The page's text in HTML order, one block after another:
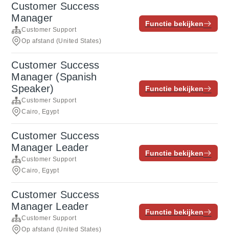
Customer Success
Manager
Customer Support
Op afstand (United States)
Functie bekijken
Customer Success
Manager (Spanish
Speaker)
Customer Support
Cairo, Egypt
Functie bekijken
Customer Success
Manager Leader
Customer Support
Cairo, Egypt
Functie bekijken
Customer Success
Manager Leader
Customer Support
Op afstand (United States)
Functie bekijken